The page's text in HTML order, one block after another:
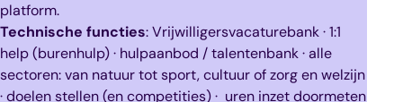
platform.
Technische functies: Vrijwilligersvacaturebank · 1:1
help (burenhulp) · hulpaanbod / talentenbank · alle
sectoren: van natuur tot sport, cultuur of zorg en welzijn
· doelen stellen (en competities) · uren inzet doormeten